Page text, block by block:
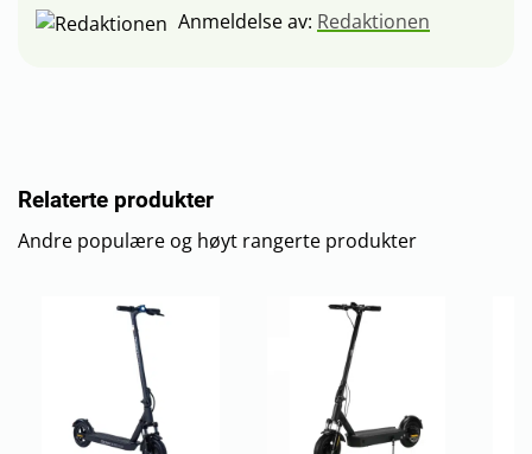
Anmeldelse av: Redaktionen
Relaterte produkter
Andre populære og høyt rangerte produkter